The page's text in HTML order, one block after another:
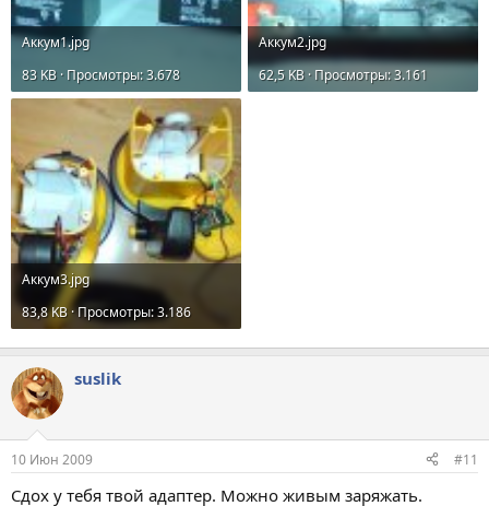
Аккум1.jpg
83 KB · Просмотры: 3.678
Аккум2.jpg
62,5 KB · Просмотры: 3.161
Аккум3.jpg
83,8 KB · Просмотры: 3.186
suslik
10 Июн 2009 #11
Сдох у тебя твой адаптер. Можно живым заряжать.